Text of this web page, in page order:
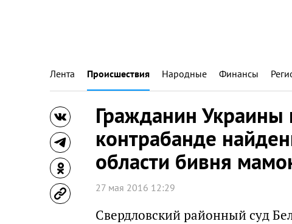
Лента Происшествия Народные Финансы
Гражданин Украины
контрабанде
области бивня
27 мая 2016 12:29
Свердловский районный суд